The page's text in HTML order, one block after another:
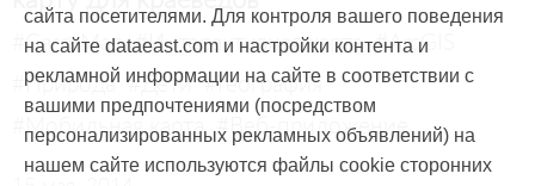
#CarryMap #Интерактивная карта #ArcGIS
#Природа #Дети #География
#Мобильная карта #Веб-приложение
сайта посетителями. Для контроля вашего поведения
на сайте dataeast.com и настройки контента и
рекламной информации на сайте в соответствии с
вашими предпочтениями (посредством
персонализированных рекламных объявлений) на
нашем сайте используются файлы cookie сторонних